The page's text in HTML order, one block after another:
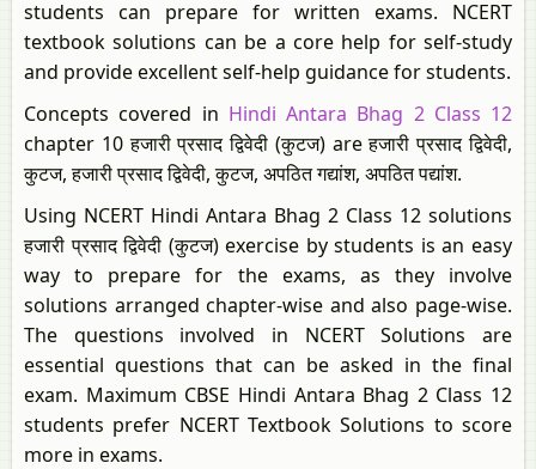
students can prepare for written exams. NCERT
textbook solutions can be a core help for self-study
and provide excellent self-help guidance for students.
Concepts covered in Hindi Antara Bhag 2 Class 12
chapter 10 हजारी प्रसाद द्विवेदी (कुटज) are हजारी प्रसाद द्विवेदी,
कुटज, हजारी प्रसाद द्विवेदी, कुटज, अपठित गद्यांश, अपठित पद्यांश.
Using NCERT Hindi Antara Bhag 2 Class 12 solutions
हजारी प्रसाद द्विवेदी (कुटज) exercise by students is an easy
way to prepare for the exams, as they involve
solutions arranged chapter-wise and also page-wise.
The questions involved in NCERT Solutions are
essential questions that can be asked in the final
exam. Maximum CBSE Hindi Antara Bhag 2 Class 12
students prefer NCERT Textbook Solutions to score
more in exams.